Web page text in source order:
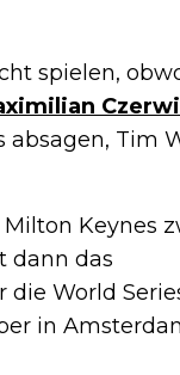
spielen,
Tim
Keynes
dann das
World
in